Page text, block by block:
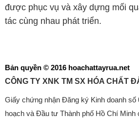
được phục vụ và xây dựng mối
tác cùng nhau phát triển.
Bản quyền © 2016 hoachattayrua.net
CÔNG TY XNK TM SX HÓA CHẤT
Giấy chứng nhận Đăng ký Kinh doanh số
hoạch và Đầu tư Thành phố Hồ Chí Minh